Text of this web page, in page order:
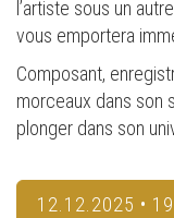
l’artiste sous un
vous emportera
Composant,
morceaux dans son
plonger dans son
12.12.2025 •